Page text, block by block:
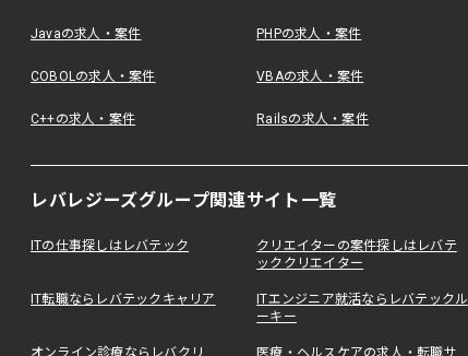
Javaの求人・案件 PHPの求人・案件
COBOLの求人・案件 VBAの求人・案件
C++の求人・案件 Railsの求人・案件
レバレジーズグループ関連サイト一覧
ITの仕事探しはレバテック
クリエイターの案件探しはレバテ
ッククリエイター
IT転職ならレバテックキャリア
ITエンジニア就活ならレバテックル
ーキー
オンライン診療ならレバクリ 医療・ヘルスケアの求人・転職サ